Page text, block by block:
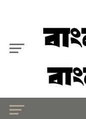
জাতীয়